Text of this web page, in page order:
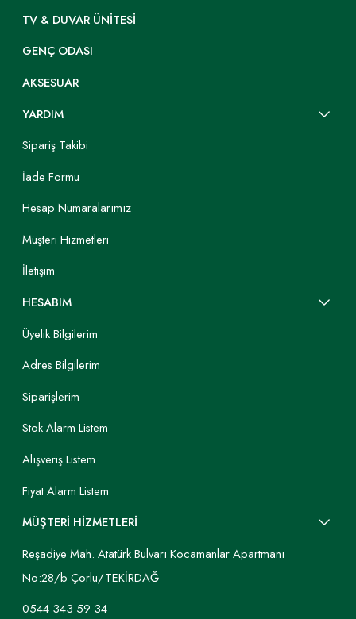
TV & DUVAR ÜNITESI
GENÇ ODASI
AKSESUAR
YARDIM
Sipariş Takibi
İade Formu
Hesap Numaralarımız
Müşteri Hizmetleri
İletişim
HESABIM
Üyelik Bilgilerim
Adres Bilgilerim
Siparişlerim
Stok Alarm Listem
Alışveriş Listem
Fiyat Alarm Listem
MÜŞTERİ HİZMETLERİ
Reşadiye Mah. Atatürk Bulvarı Kocamanlar Apartmanı
No:28/b Çorlu/TEKİRDAĞ
0544 343 59 34